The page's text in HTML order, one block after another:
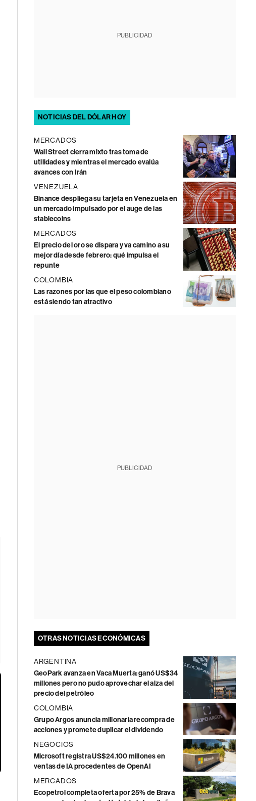
PUBLICIDAD
NOTICIAS DEL DÓLAR HOY
MERCADOS
Wall Street cierra mixto tras toma de
utilidades y mientras el mercado evalúa
avances con Irán
VENEZUELA
Binance despliega su tarjeta en Venezuela en
un mercado impulsado por el auge de las
stablecoins
MERCADOS
El precio del oro se dispara y va camino a su
mejor día desde febrero: qué impulsa el
repunte
COLOMBIA
Las razones por las que el peso colombiano
está siendo tan atractivo
PUBLICIDAD
OTRAS NOTICIAS ECONÓMICAS
ARGENTINA
GeoPark avanza en Vaca Muerta: ganó US$34
millones pero no pudo aprovechar el alza del
precio del petróleo
COLOMBIA
Grupo Argos anuncia millonaria recompra de
acciones y promete duplicar el dividendo
NEGOCIOS
Microsoft registra US$24.100 millones en
ventas de IA procedentes de OpenAI
MERCADOS
Ecopetrol completa oferta por 25% de Brava